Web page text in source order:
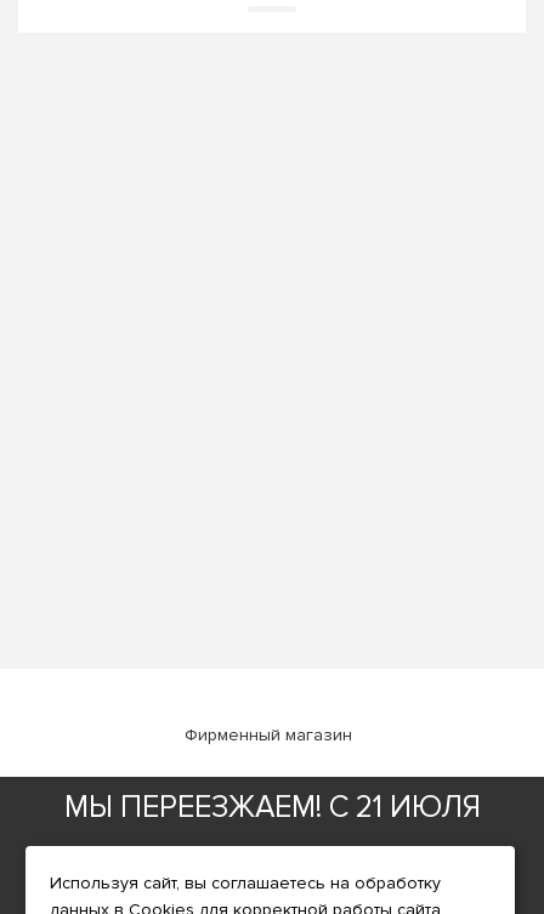
МЫ ПЕРЕЕЗЖАЕМ! С 21 ИЮЛЯ
МАГАЗИН БУДЕТ РАБОТАТЬ
Фирменный магазин
ИНФОРМАЦИЯ
О компании
Доставка
Используя сайт, вы соглашаетесь на обработку
данных в Cookies для корректной работы сайта,